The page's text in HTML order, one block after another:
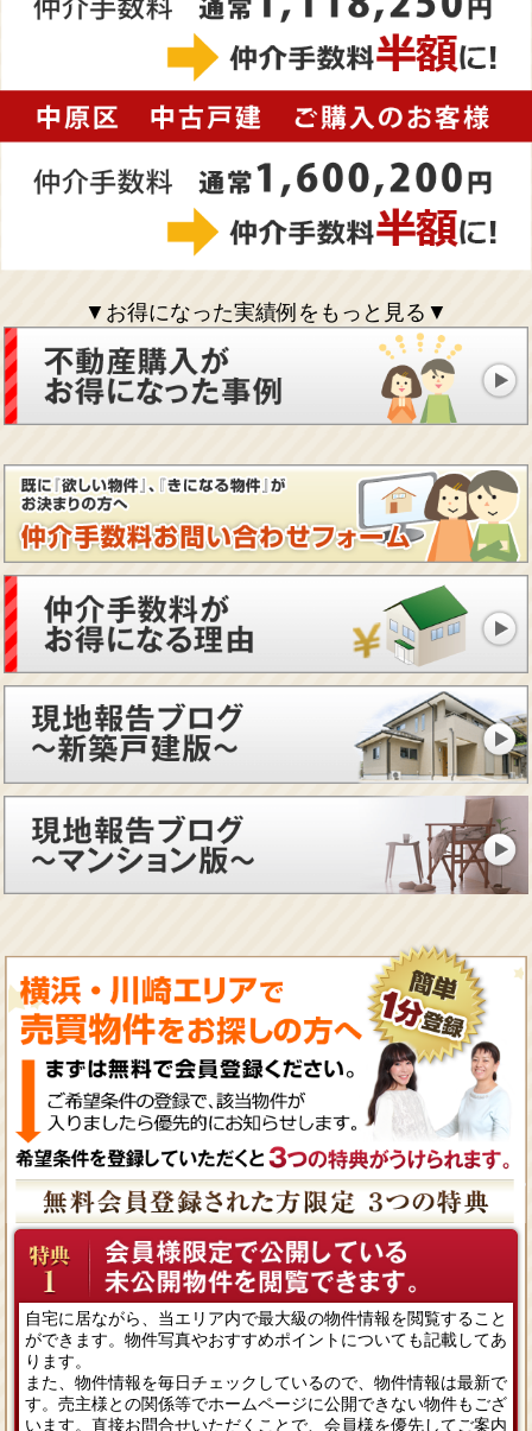
▼お得になった実績例をもっと見る▼
自宅に居ながら、当エリア内で最大級の物件情報を閲覧すること
ができます。物件写真やおすすめポイントについても記載してあ
ります。
また、物件情報を毎日チェックしているので、物件情報は最新で
す。売主様との関係等でホームページに公開できない物件もござ
います。直接お問合せいただくことで、会員様を優先してご案内